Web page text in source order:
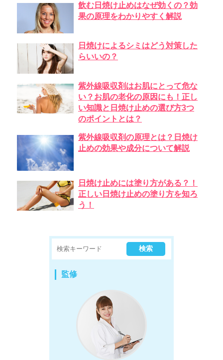
飲む日焼け止めはなぜ効くの？効
果の原理をわかりやすく解説
日焼けによるシミはどう対策した
らいいの？
紫外線吸収剤はお肌にとって危な
い？お肌の老化の原因にも！正し
い知識と日焼け止めの選び方3つ
のポイントとは？
紫外線吸収剤の原理とは？日焼け
止めの効果や成分について解説
日焼け止めには塗り方がある？！
正しい日焼け止めの塗り方を知ろ
う！
監修